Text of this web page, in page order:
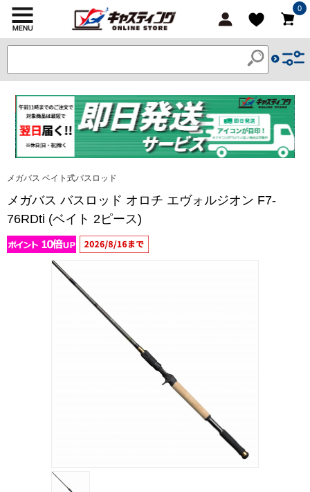
0
メガバス ベイト式バスロッド
メガバス バスロッド オロチ エヴォルジオン F7-
76RDti (ベイト 2ピース)